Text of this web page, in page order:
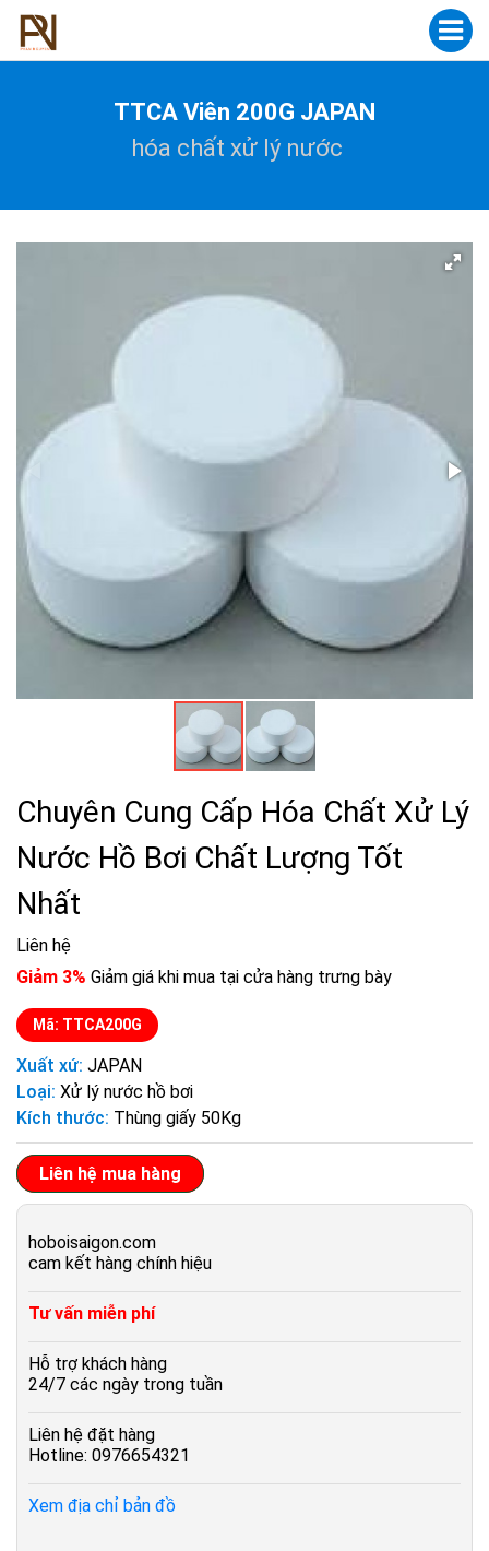
TTCA Viên 200G JAPAN
hóa chất xử lý nước
Chuyên Cung Cấp Hóa Chất Xử Lý
Nước Hồ Bơi Chất Lượng Tốt
Nhất
Liên hệ
Giảm 3% Giảm giá khi mua tại cửa hàng trưng bày
Mã: TTCA200G
Xuất xứ: JAPAN
Loại: Xử lý nước hồ bơi
Kích thước: Thùng giấy 50Kg
Liên hệ mua hàng
hoboisaigon.com
cam kết hàng chính hiệu
Tư vấn miễn phí
Hỗ trợ khách hàng
24/7 các ngày trong tuần
Liên hệ đặt hàng
Hotline: 0976654321
Xem địa chỉ bản đồ